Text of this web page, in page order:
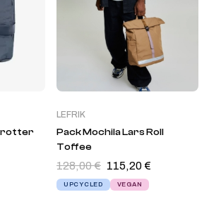
LEFRIK
Pack Mochila Lars Roll
Toffee
128,00€ 115,20€
UPCYCLED VEGAN